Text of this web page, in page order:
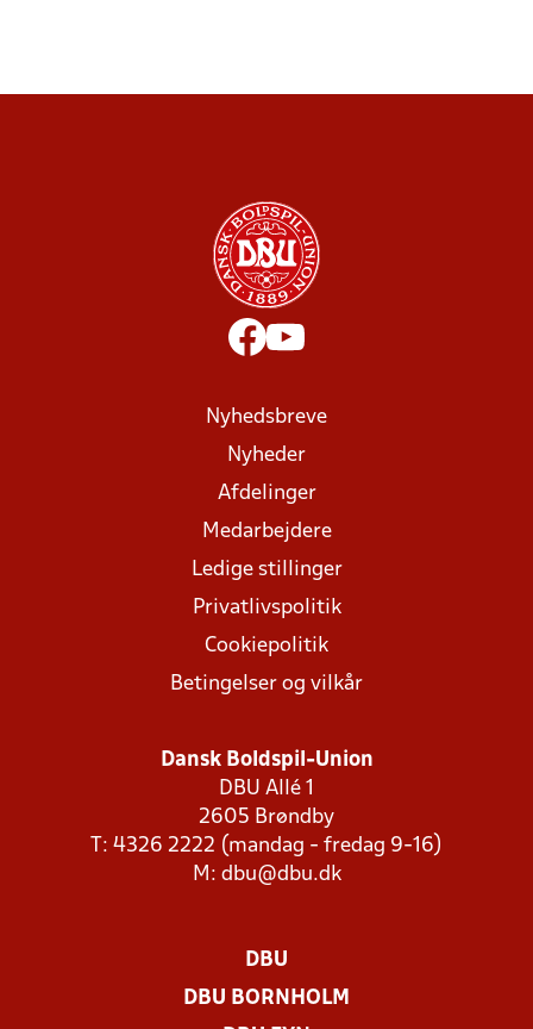
Nyhedsbreve
Nyheder
Afdelinger
Medarbejdere
Ledige stillinger
Privatlivspolitik
Cookiepolitik
Betingelser og vilkår
Dansk Boldspil-Union
DBU Allé 1
2605 Brøndby
T: 4326 2222 (mandag - fredag 9-16)
M: dbu@dbu.dk
DBU
DBU BORNHOLM